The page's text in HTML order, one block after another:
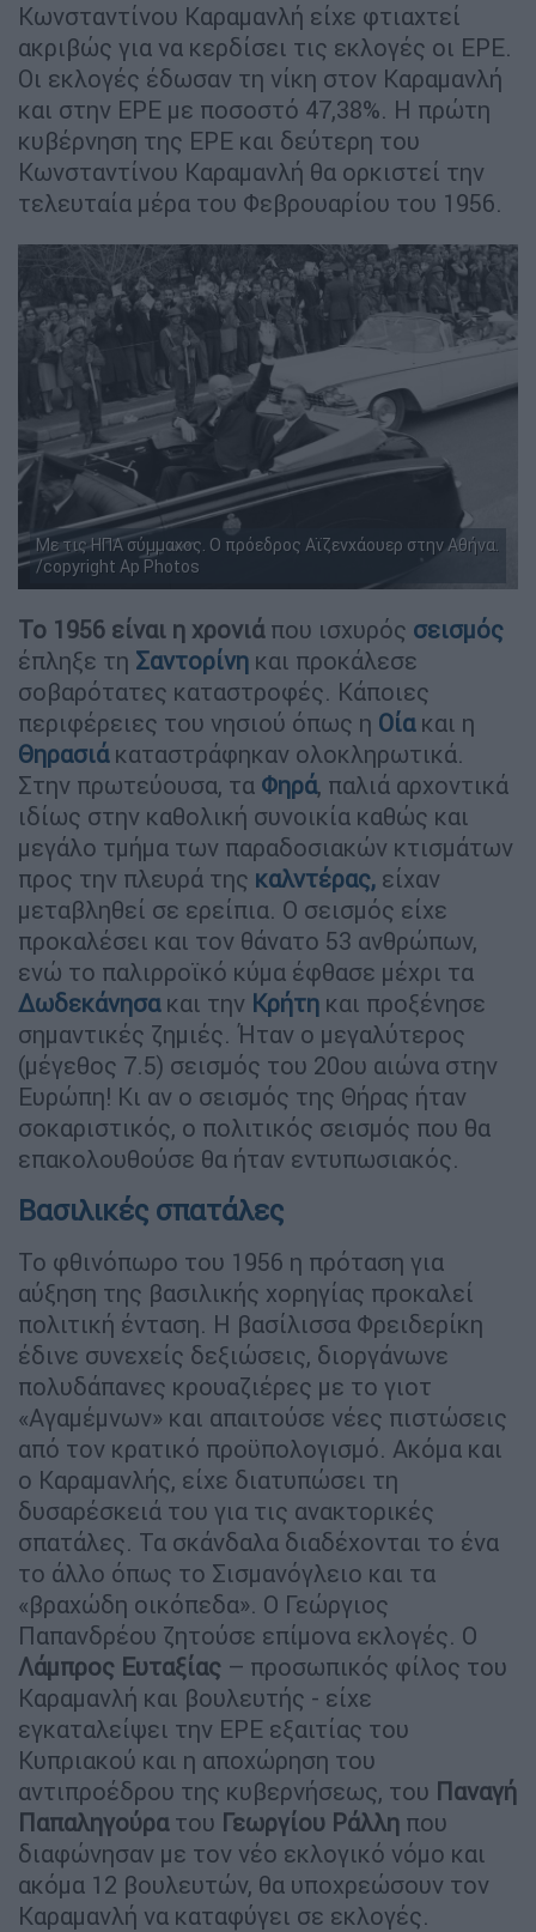
Κωνσταντίνου Καραμανλή είχε φτιαχτεί
ακριβώς για να κερδίσει τις εκλογές οι ΕΡΕ.
Οι εκλογές έδωσαν τη νίκη στον Καραμανλή
και στην ΕΡΕ με ποσοστό 47,38%. Η πρώτη
κυβέρνηση της ΕΡΕ και δεύτερη του
Κωνσταντίνου Καραμανλή θα ορκιστεί την
τελευταία μέρα του Φεβρουαρίου του 1956.
Με τις ΗΠΑ σύμμαχος. Ο πρόεδρος Αϊζενχάουερ στην Αθήνα.
/copyright Ap Photos
Το 1956 είναι η χρονιάπου ισχυρός σεισμός
έπληξε τη Σαντορίνη και προκάλεσε
σοβαρότατες καταστροφές. Κάποιες
περιφέρειες του νησιού όπως η Οίακαι η
Θηρασιά καταστράφηκαν ολοκληρωτικά.
Στην πρωτεύουσα, τα Φηρά, παλιά αρχοντικά
ιδίως στην καθολική συνοικία καθώς και
μεγάλο τμήμα των παραδοσιακών κτισμάτων
προς την πλευρά της καλντέρας, είχαν
μεταβληθεί σε ερείπια. Ο σεισμός είχε
προκαλέσει και τον θάνατο 53 ανθρώπων,
ενώ το παλιρροϊκό κύμα έφθασε μέχρι τα
Δωδεκάνησα και την Κρήτη και προξένησε
σημαντικές ζημιές. Ήταν ο μεγαλύτερος
(μέγεθος 7.5) σεισμός του 20ου αιώνα στην
Ευρώπη! Κι αν ο σεισμός της Θήρας ήταν
σοκαριστικός, ο πολιτικός σεισμός που θα
επακολουθούσε θα ήταν εντυπωσιακός.
Βασιλικές σπατάλες
Το φθινόπωρο του 1956 η πρόταση για
αύξηση της βασιλικής χορηγίας προκαλεί
πολιτική ένταση. Η βασίλισσα Φρειδερίκη
έδινε συνεχείς δεξιώσεις, διοργάνωνε
πολυδάπανες κρουαζιέρες με το γιοτ
«Αγαμέμνων» και απαιτούσε νέες πιστώσεις
από τον κρατικό προϋπολογισμό. Ακόμα και
ο Καραμανλής, είχε διατυπώσει τη
δυσαρέσκειά του για τις ανακτορικές
σπατάλες. Τα σκάνδαλα διαδέχονται το ένα
το άλλο όπως το Σισμανόγλειο και τα
«βραχώδη οικόπεδα». Ο Γεώργιος
Παπανδρέου ζητούσε επίμονα εκλογές. Ο
Λάμπρος Ευταξίας – προσωπικός φίλος του
Καραμανλή και βουλευτής - είχε
εγκαταλείψει την ΕΡΕ εξαιτίας του
Κυπριακού και η αποχώρηση του
αντιπροέδρου της κυβερνήσεως, του Παναγή
Παπαληγούρατου Γεωργίου Ράλλη που
διαφώνησαν με τον νέο εκλογικό νόμο και
ακόμα 12 βουλευτών, θα υποχρεώσουν τον
Καραμανλή να καταφύγει σε εκλογές.